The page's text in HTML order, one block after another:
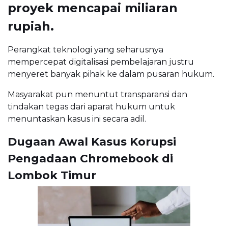
proyek mencapai miliaran
rupiah.
Perangkat teknologi yang seharusnya
mempercepat digitalisasi pembelajaran justru
menyeret banyak pihak ke dalam pusaran hukum.
Masyarakat pun menuntut transparansi dan
tindakan tegas dari aparat hukum untuk
menuntaskan kasus ini secara adil.
Dugaan Awal Kasus Korupsi
Pengadaan Chromebook di
Lombok Timur